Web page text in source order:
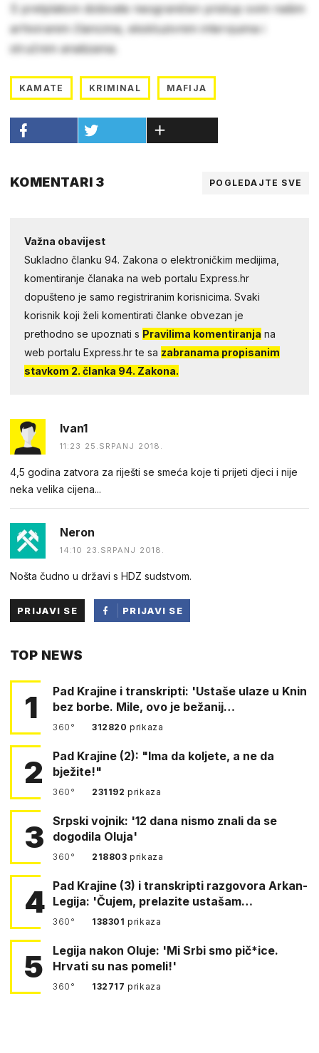
S pretplatom dobivate neograničen pristup svim našim
arhiviranim člancima, ekskluzivnim intervjuima i
stručnim analizama.
KAMATE KRIMINAL MAFIJA
KOMENTARI 3 POGLEDAJTE SVE
Važna obavijest
Sukladno članku 94. Zakona o elektroničkim medijima,
komentiranje članaka na web portalu Express.hr
dopušteno je samo registriranim korisnicima. Svaki
korisnik koji želi komentirati članke obvezan je
prethodno se upoznati s Pravilima komentiranja na
web portalu Express.hr te sa zabranama propisanim
stavkom 2. članka 94. Zakona.
Ivan1
11:23 25.SRPANJ 2018.
4,5 godina zatvora za riješti se smeća koje ti prijeti djeci i nije
neka velika cijena...
Neron
14:10 23.SRPANJ 2018.
Nošta čudno u državi s HDZ sudstvom.
PRIJAVI SE
PRIJAVI SE
TOP NEWS
1
Pad Krajine i transkripti: 'Ustaše ulaze u Knin
bez borbe. Mile, ovo je bežanij…
360° 312820prikaza
2
Pad Krajine (2): "Ima da koljete, a ne da
bježite!"
360° 231192prikaza
3
Srpski vojnik: '12 dana nismo znali da se
dogodila Oluja'
360° 218803prikaza
4 Pad Krajine (3) i transkripti razgovora Arkan-
Legija: 'Čujem, prelazite ustašam…
360° 138301prikaza
5
Legija nakon Oluje: 'Mi Srbi smo pič*ice.
Hrvati su nas pomeli!'
360° 132717prikaza